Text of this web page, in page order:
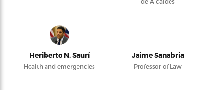
de Alcaldes
Heriberto N. Saurí
Health and emergencies
Jaime Sanabria
Professor of Law